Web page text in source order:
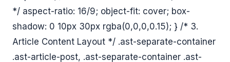
*/ aspect-ratio: 16/9; object-fit: cover; box-
shadow: 0 10px 30px rgba(0,0,0,0.15); } /* 3.
Article Content Layout */ .ast-separate-container
.ast-article-post, .ast-separate-container .ast-